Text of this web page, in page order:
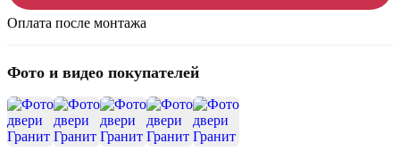
Оплата после монтажа
Фото и видео покупателей